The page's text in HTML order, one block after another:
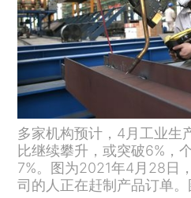
多家机构预计，4月工业生
比继续攀升，或突破6%，
7%。图为2021年4月28日
司的人正在赶制产品订单